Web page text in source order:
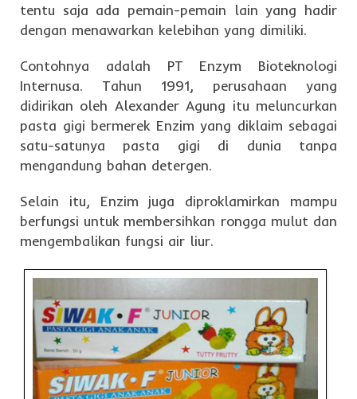
tentu saja ada pemain-pemain lain yang hadir
dengan menawarkan kelebihan yang dimiliki.
Contohnya adalah PT Enzym Bioteknologi
Internusa. Tahun 1991, perusahaan yang
didirikan oleh Alexander Agung itu meluncurkan
pasta gigi bermerek Enzim yang diklaim sebagai
satu-satunya pasta gigi di dunia tanpa
mengandung bahan detergen.
Selain itu, Enzim juga diproklamirkan mampu
berfungsi untuk membersihkan rongga mulut dan
mengembalikan fungsi air liur.